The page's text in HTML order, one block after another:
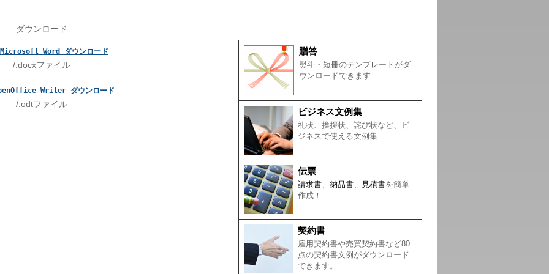
ダウンロード
Microsoft Word ダウンロード
/.docxファイル
Writer ダウンロード
/.odtファイル
贈答
熨斗・短冊のテンプレートがダ
ウンロードできます
ビジネス文例集
礼状、挨拶状、詫び状など、ビ
ジネスで使える文例集
伝票
請求書、 納品書、 見積書を簡単
作成！
契約書
雇用契約書や売買契約書など80
点の契約書文例がダウンロード
できます。